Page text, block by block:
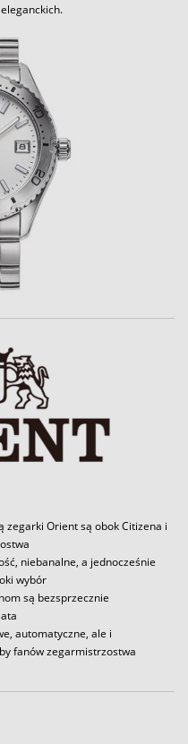
zegarki Orient są obok Citizena i
niebanalne, a jednocześnie
wybór
są bezsprzecznie
automatyczne, ale i
fanów zegarmistrzostwa